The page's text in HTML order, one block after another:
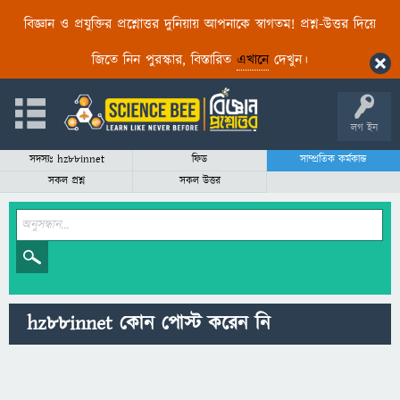
বিজ্ঞান ও প্রযুক্তির প্রশ্নোত্তর দুনিয়ায় আপনাকে স্বাগতম! প্রশ্ন-উত্তর দিয়ে
জিতে নিন পুরস্কার, বিস্তারিত এখানেদেখুন।
লগ ইন
সদস্যঃ hz88innet ফিড
সাম্প্রতিক কর্মকান্ড
সকল প্রশ্ন
সকল উত্তর
hz88innet কোন পোস্ট করেন নি